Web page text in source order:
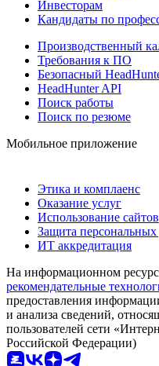
Инвесторам
Кандидаты по
Производственный
Требования к ПО
Безопасный
HeadHunter API
Поиск работы
Поиск по резюме
Мобильное приложение
Этика и комплаенс
Оказание услуг
Использование сайтов
Защита
ИТ аккредитация
На информационном
рекомендательные
предоставления
и анализа сведений,
пользователей сети
Российской Федерации)